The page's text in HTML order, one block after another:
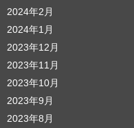
2024年2月
2024年1月
2023年12月
2023年11月
2023年10月
2023年9月
2023年8月